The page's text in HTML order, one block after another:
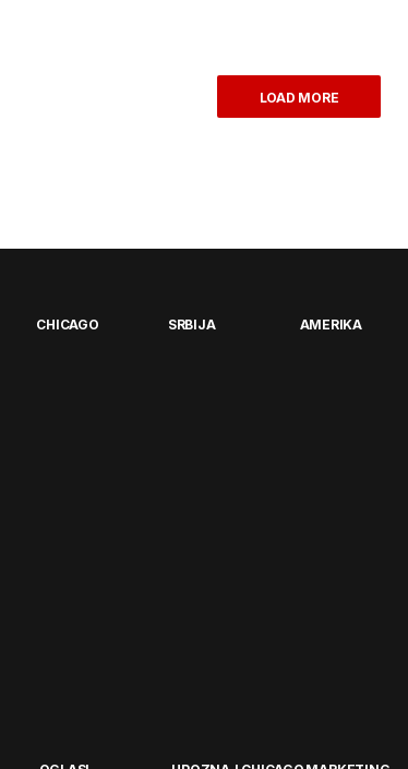
LOAD MORE
CHICAGO SRBIJA AMERIKA